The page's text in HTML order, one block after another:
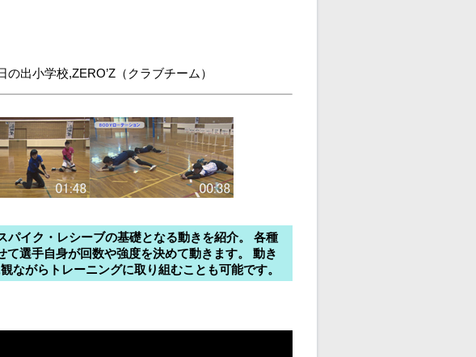
出小学校,ZERO’Z（クラブチーム）
パイク・レシーブの基礎となる動きを紹介。 各種
選手自身が回数や強度を決めて動きます。 動き
ながらトレーニングに取り組むことも可能です。